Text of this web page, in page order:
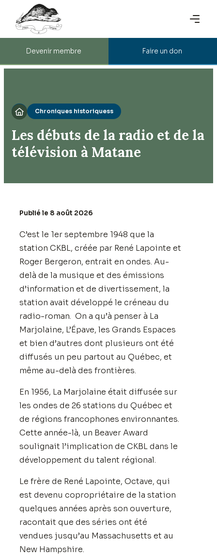
Devenir membre Faire un don
 Chroniques historiquess
Les débuts de la radio et de la
télévision à Matane
Publié le 8 août 2026
C’est le 1er septembre 1948 que la
station CKBL, créée par René Lapointe et
Roger Bergeron, entrait en ondes. Au-
delà de la musique et des émissions
d’information et de divertissement, la
station avait développé le créneau du
radio-roman. On a qu’à penser à La
Marjolaine, L’Épave, les Grands Espaces
et bien d’autres dont plusieurs ont été
diffusés un peu partout au Québec, et
même au-delà des frontières.
En 1956, La Marjolaine était diffusée sur
les ondes de 26 stations du Québec et
de régions francophones environnantes.
Cette année-là, un Beaver Award
soulignait l’implication de CKBL dans le
développement du talent régional.
Le frère de René Lapointe, Octave, qui
est devenu copropriétaire de la station
quelques années après son ouverture,
racontait que des séries ont été
vendues jusqu’au Massachusetts et au
New Hampshire.